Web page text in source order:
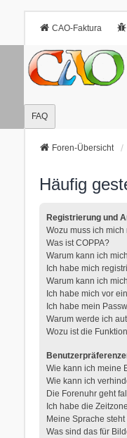
CAO-Faktura
FAQ
Foren-Übersicht
Häufig
Registrierung und
Wozu muss ich
Was ist COPPA?
Warum kann ich
Ich habe mich
Warum kann ich
Ich habe mich vor
Ich habe mein
Warum werde ich
Wozu ist die
Wie kann ich meine
Wie kann ich
Die Forenuhr geht
Ich habe die
Meine Sprache
Was sind das für